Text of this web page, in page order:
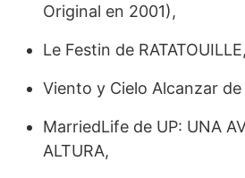
Original en 2001),
Le Festin de RATATOUILLE,
Viento y Cielo Alcanzar de
MarriedLife de UP: UNA
ALTURA,